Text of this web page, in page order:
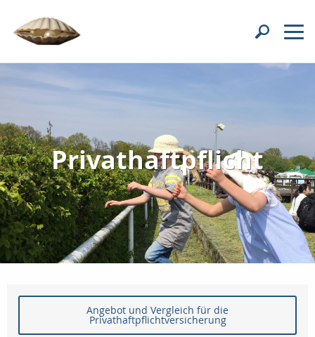
Privathaftpflicht
Angebot und Vergleich für die
Privathaftpflichtversicherung